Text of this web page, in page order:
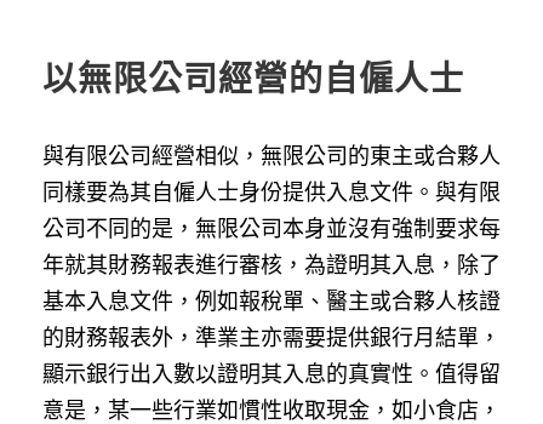
以無限公司經營的自僱人士
與有限公司經營相似，無限公司的東主或合夥人
同樣要為其自僱人士身份提供入息文件。與有限
公司不同的是，無限公司本身並沒有強制要求每
年就其財務報表進行審核，為證明其入息，除了
基本入息文件，例如報稅單、醫主或合夥人核證
的財務報表外，準業主亦需要提供銀行月結單，
顯示銀行出入數以證明其入息的真實性。值得留
意是，某一些行業如慣性收取現金，如小食店，